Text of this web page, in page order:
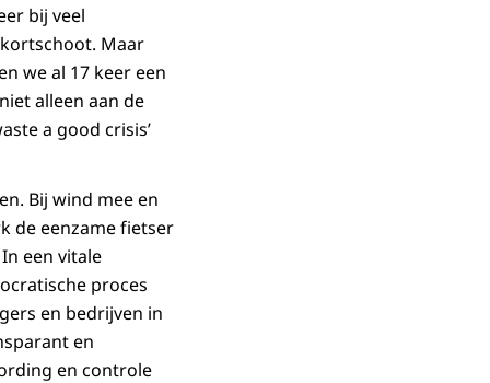
bij veel
Maar
we al 17 keer een
alleen aan de
a good crisis’
Bij wind mee en
de eenzame fietser
een vitale
proces
en bedrijven in
en
en controle